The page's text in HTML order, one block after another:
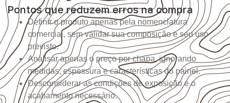
Pontos que reduzem erros na compra
Definir o produto apenas pela nomenclatura
comercial, sem validar sua composição e seu uso
previsto.
Analisar apenas o preço por chapa, ignorando
medidas, espessura e características do painel.
Desconsiderar as condições de exposição e o
acabamento necessário.